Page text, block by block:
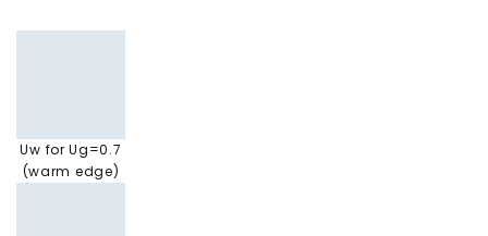
Uw for Ug=0.7
(warm edge)